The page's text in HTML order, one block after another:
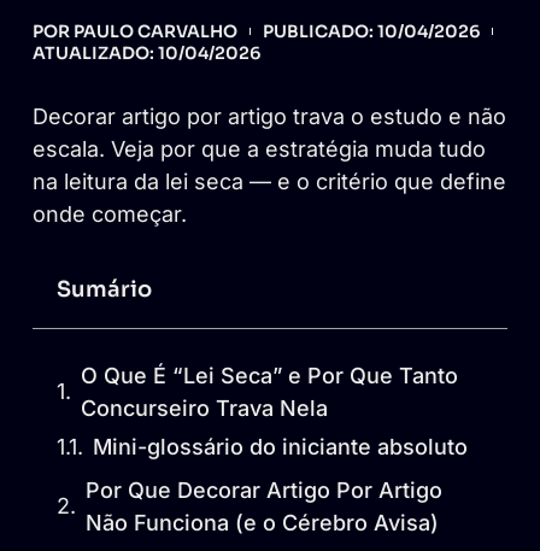
POR PAULO CARVALHO PUBLICADO: 10/04/2026
ATUALIZADO: 10/04/2026
Decorar artigo por artigo trava o estudo e não
escala. Veja por que a estratégia muda tudo
na leitura da lei seca — e o critério que define
onde começar.
Sumário
O Que É “Lei Seca” e Por Que Tanto
Concurseiro Trava Nela
Mini-glossário do iniciante absoluto
Por Que Decorar Artigo Por Artigo
Não Funciona (e o Cérebro Avisa)